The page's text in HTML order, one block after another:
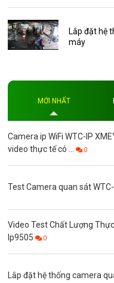
Thẻ nhớ 64GB
Thẻ nhớ AKwell
Thủ thuật
Độ phân giải
Độ phân giải 4MP
Lắp đặt hệ
máy
MỚI NHẤT
Camera ip WiFi WTC-IP
video thực tế có ...
0
Test Camera quan sát
Video Test Chất Lượng
Ip9505
0
Lắp đặt hệ thống camera